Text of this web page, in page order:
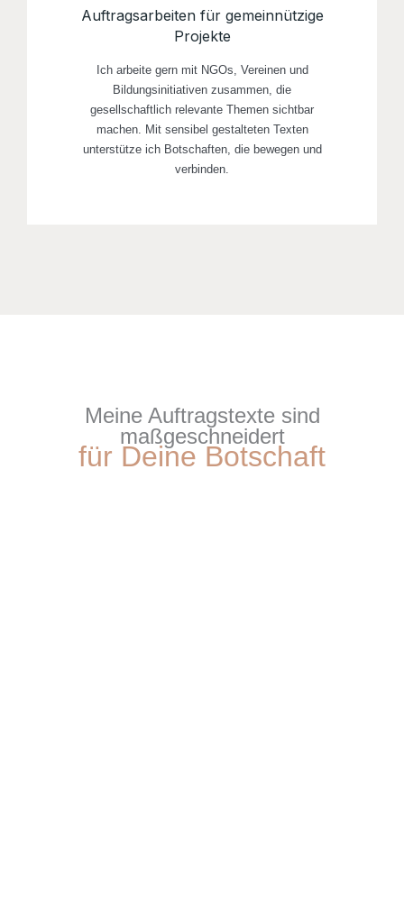
Auftragsarbeiten für gemeinnützige
Projekte
Ich arbeite gern mit NGOs, Vereinen und
Bildungsinitiativen zusammen, die
gesellschaftlich relevante Themen sichtbar
machen. Mit sensibel gestalteten Texten
unterstütze ich Botschaften, die bewegen und
verbinden.
Meine Auftragstexte sind
maßgeschneidert
für Deine Botschaft